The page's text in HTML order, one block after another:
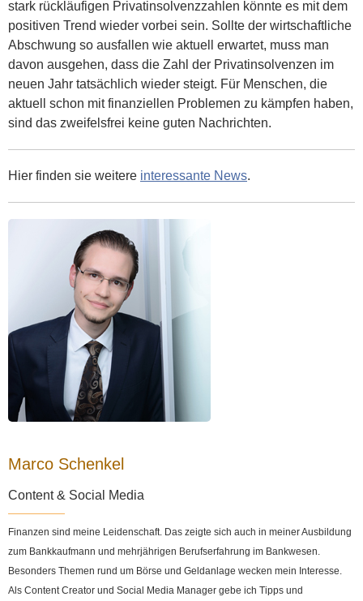
stark rückläufigen Privatinsolvenzzahlen könnte es mit dem
positiven Trend wieder vorbei sein. Sollte der wirtschaftliche
Abschwung so ausfallen wie aktuell erwartet, muss man
davon ausgehen, dass die Zahl der Privatinsolvenzen im
neuen Jahr tatsächlich wieder steigt. Für Menschen, die
aktuell schon mit finanziellen Problemen zu kämpfen haben,
sind das zweifelsfrei keine guten Nachrichten.
Hier finden sie weitere interessante News.
Marco Schenkel
Content & Social Media
Finanzen sind meine Leidenschaft. Das zeigte sich auch in meiner Ausbildung
zum Bankkaufmann und mehrjährigen Berufserfahrung im Bankwesen.
Besonders Themen rund um Börse und Geldanlage wecken mein Interesse.
Als Content Creator und Social Media Manager gebe ich Tipps und